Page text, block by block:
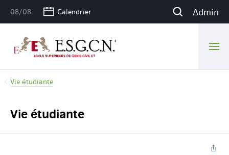
08/08 Calendrier Admin
Vie étudiante
Vie étudiante